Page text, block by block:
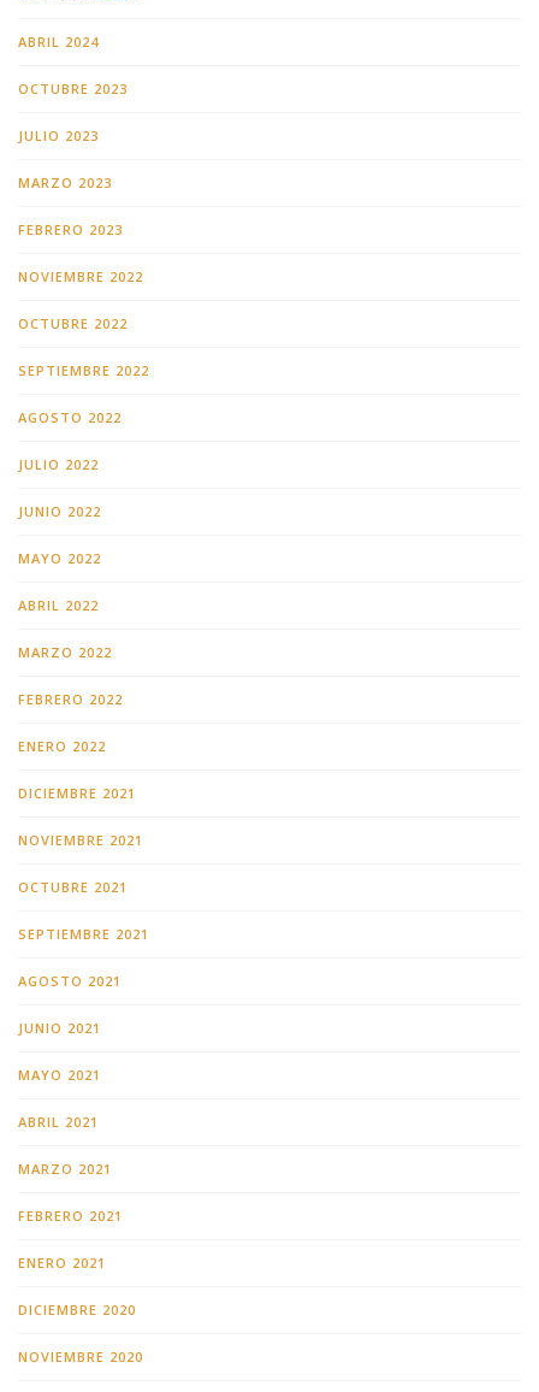
ABRIL 2024
OCTUBRE 2023
JULIO 2023
MARZO 2023
FEBRERO 2023
NOVIEMBRE 2022
OCTUBRE 2022
SEPTIEMBRE 2022
AGOSTO 2022
JULIO 2022
JUNIO 2022
MAYO 2022
ABRIL 2022
MARZO 2022
FEBRERO 2022
ENERO 2022
DICIEMBRE 2021
NOVIEMBRE 2021
OCTUBRE 2021
SEPTIEMBRE 2021
AGOSTO 2021
JUNIO 2021
MAYO 2021
ABRIL 2021
MARZO 2021
FEBRERO 2021
ENERO 2021
DICIEMBRE 2020
NOVIEMBRE 2020